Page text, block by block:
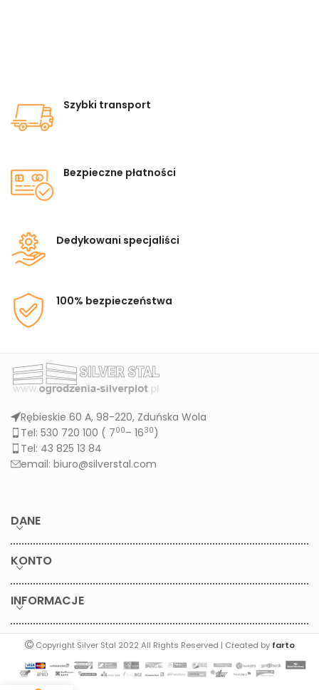
Szybki transport
Bezpieczne płatności
Dedykowani specjaliści
100% bezpieczeństwa
Rębieskie 60 A, 98-220, Zduńska Wola
Tel: 530 720 100 ( 700– 1630)
Tel: 43 825 13 84
email: biuro@silverstal.com
DANE
KONTO
INFORMACJE
Copyright Silver Stal 2022 All Rights Reserved | Created by farto